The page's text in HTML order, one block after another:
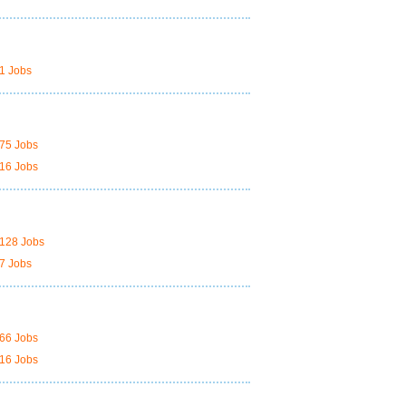
Jobs
Jobs
Jobs
Jobs
Jobs
Jobs
Jobs